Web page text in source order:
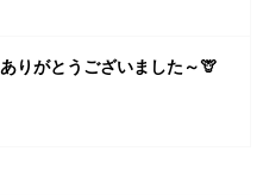
りがとうございました～🦒